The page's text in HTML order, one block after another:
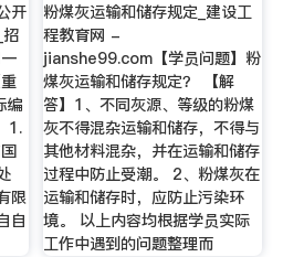
开
编
1.
限
自
粉煤灰运输和储存规定_建设工
程教育网 -
jianshe99.com【学员问题】粉
煤灰运输和储存规定？ 【解
答】1、不同灰源、等级的粉煤
灰不得混杂运输和储存，不得与
其他材料混杂，并在运输和储存
过程中防止受潮。 2、粉煤灰在
运输和储存时，应防止污染环
境。 以上内容均根据学员实际
工作中遇到的问题整理而